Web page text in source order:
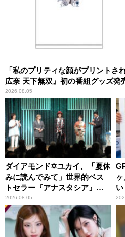
「私のプリティな顔がプリントさ
広奈 天下無双』初の番組グッズ発
2026.08.05
ダイアモンド✡ユカイ、「夏休
みに読んでみて」世界的ベス
トセラー『アナスタシア』を
紹介
2026.08.05